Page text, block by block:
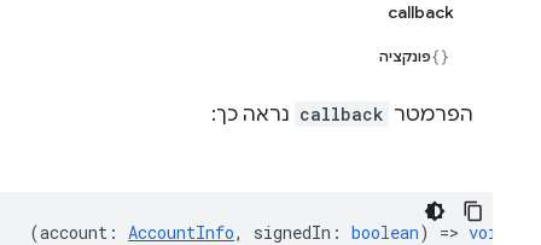
callback
פונקציה
הפרמטר callback נראה כך:
(account : AccountInfo, signedIn : boolean) => void